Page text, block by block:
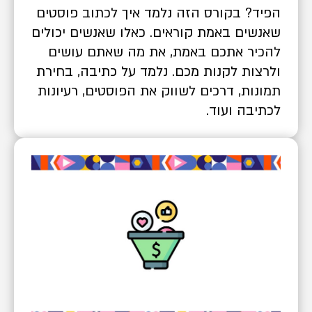
בקורס הזה נלמד איך לכתוב פוסטים
באמת קוראים. כאלו שאנשים יכולים
אתכם באמת, את מה שאתם עושים
לקנות מכם. נלמד על כתיבה, בחירת
דרכים לשווק את הפוסטים, רעיונות
ועוד.